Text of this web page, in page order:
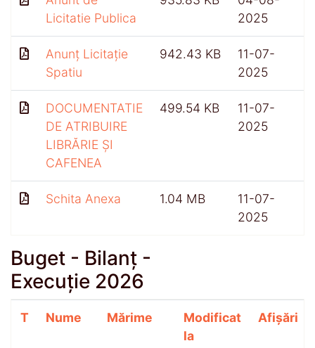
Licitatie Publica
2025
Anunț Licitație
Spatiu
942.43 KB
11-07-
2025
DOCUMENTATIE
DE ATRIBUIRE
LIBRĂRIE ȘI
CAFENEA
499.54 KB
11-07-
2025
Schita Anexa 1.04 MB
11-07-
2025
Buget - Bilanț -
Execuție 2026
T Nume Mărime
Modificat
la
Afișări